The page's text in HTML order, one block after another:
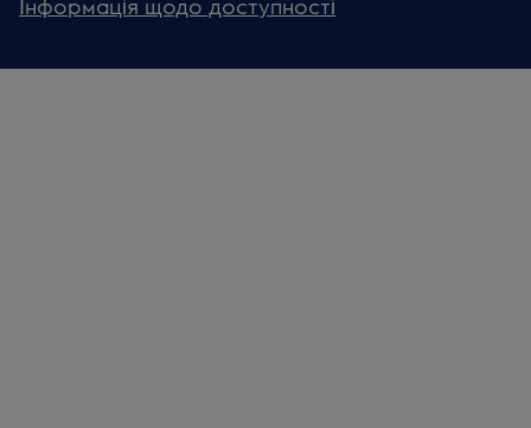
Інформація щодо доступності